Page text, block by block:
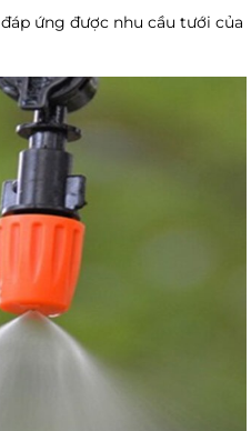
ứng được nhu cầu tưới của